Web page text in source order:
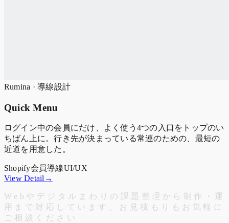
Rumina · 導線設計
Quick Menu
ログイン中の会員にだけ、よく使う4つの入口をトップのい
ちばん上に。行き先が決まっている常連のための、最短の
近道を用意した。
Shopify会員導線UI/UX
View Detail→
W e b や デ ジ タ ル ま わ り の 課 題 整理 か ら 制作 ・
運
用
ま で 対 応 し て い ま す お 見 積 も り も お 気 軽 に
ご 相 談 く だ さ い